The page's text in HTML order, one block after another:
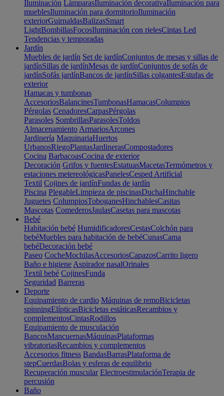
Iluminación LámparasIluminación decorativaIluminación para
mueblesIluminación para dormitorioIluminación
exteriorGuirnaldasBalizasSmart
LightBombillasFocosIluminación con rielesCintas Led
Tendencias y temporadas
Jardín
Muebles de jardín Set de jardínConjuntos de mesas y sillas de
jardínSillas de jardínMesas de jardínConjuntos de sofás de
jardínSofás jardínBancos de jardínSillas colgantesEstufas de
exterior
Hamacas y tumbonas
AccesoriosBalancinesTumbonasHamacasColumpios
Pérgolas CenadoresCarpasPérgolas
Parasoles SombrillasParasolesToldos
Almacenamiento ArmariosArcones
Jardinería MaquinariaHuertos
UrbanosRiegoPlantasJardinerasCompostadores
Cocina BarbacoasCocina de exterior
Decoración Grifos y fuentesEstatuasMacetasTermómetros y
estaciones metereológicasPanelesCesped Artificial
Textil Cojines de jardínFundas de jardín
Piscina PlegableLimpieza de piscinasDuchaHinchable
Juguetes ColumpiosToboganesHinchablesCasitas
Mascotas ComederosJaulasCasetas para mascotas
Bebé
Habitación bebé HumidificadoresCestasColchón para
bebéMuebles para habitación de bebéCunasCama
bebéDecoración bebé
Paseo CocheMochilasAccesoriosCapazosCarrito ligero
Baño e higiene Aspirador nasalOrinales
Textil bebé CojinesFunda
Seguridad Barreras
Deporte
Equipamiento de cardio Máquinas de remoBicicletas
spinningElípticasBicicletas estáticasRecambios y
complementosCintasRodillos
Equipamiento de musculación
BancosMancuernasMáquinasPlataformas
vibratoriasRecambios y complementos
Accesorios fitness BandasBarrasPlataforma de
stepCuerdasBolas y esferas de equilibrio
Recuperación muscular ElectroestimulaciónTerapia de
percusión
Baño